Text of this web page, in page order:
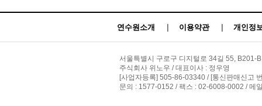
연수원소개 이용약관 개인정
서울특별시 구로구 디지털로 34길 55, B201-
주식회사 위노우 / 대표이사 : 정우영
[사업자등록] 505-86-03340 / [통신판매신고
문의 : 1577-0152 / 팩스 : 02-6008-0002 / 메